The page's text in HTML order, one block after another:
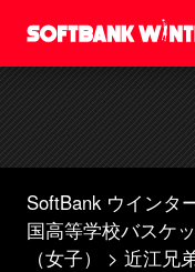
SoftBank ウインタ
国高等学校バスケ
（女子）
近江兄